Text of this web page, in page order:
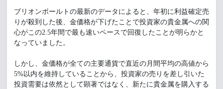
ブリオンボールトの最新のデータによると、年初に利益確定売
りが殺到した後、金価格が下げたことで投資家の貴金属への関
心がこの2.5年間で最も速いペースで回復したことが明らかと
なっていました。
しかし、金価格が全ての主要通貨で直近の月間平均の高値から
5%以内を維持していることから、投資家の売りを差し引いた
投資需要は依然として顕著ではなく、新たに貴金属を購入する